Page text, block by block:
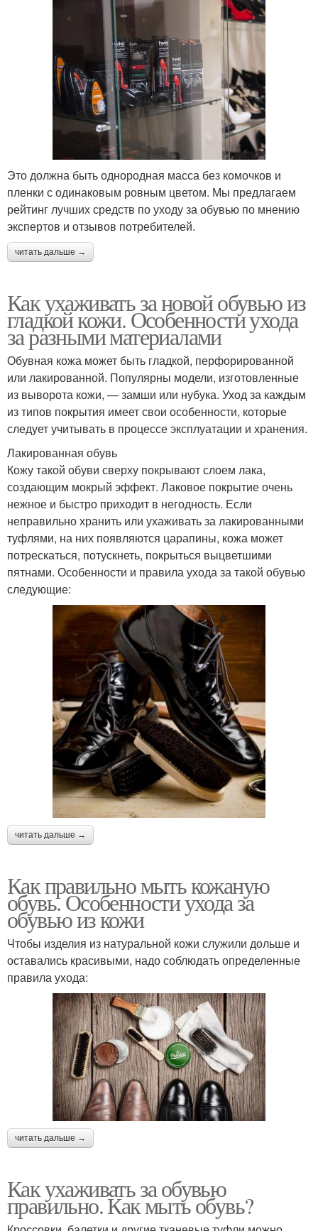
Это должна быть однородная масса без комочков и
пленки с одинаковым ровным цветом. Мы предлагаем
рейтинг лучших средств по уходу за обувью по мнению
экспертов и отзывов потребителей.
читать дальше →
Как ухаживать за новой обувью из
гладкой кожи. Особенности ухода
за разными материалами
Обувная кожа может быть гладкой, перфорированной
или лакированной. Популярны модели, изготовленные
из выворота кожи, — замши или нубука. Уход за каждым
из типов покрытия имеет свои особенности, которые
следует учитывать в процессе эксплуатации и хранения.
Лакированная обувь
Кожу такой обуви сверху покрывают слоем лака,
создающим мокрый эффект. Лаковое покрытие очень
нежное и быстро приходит в негодность. Если
неправильно хранить или ухаживать за лакированными
туфлями, на них появляются царапины, кожа может
потрескаться, потускнеть, покрыться выцветшими
пятнами. Особенности и правила ухода за такой обувью
следующие:
читать дальше →
Как правильно мыть кожаную
обувь. Особенности ухода за
обувью из кожи
Чтобы изделия из натуральной кожи служили дольше и
оставались красивыми, надо соблюдать определенные
правила ухода:
читать дальше →
Как ухаживать за обувью
правильно. Как мыть обувь?